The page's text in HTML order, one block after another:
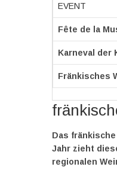
EVENT
Fête de la
Karneval der
Fränkisches
Das
Jahr zieht
regionalen